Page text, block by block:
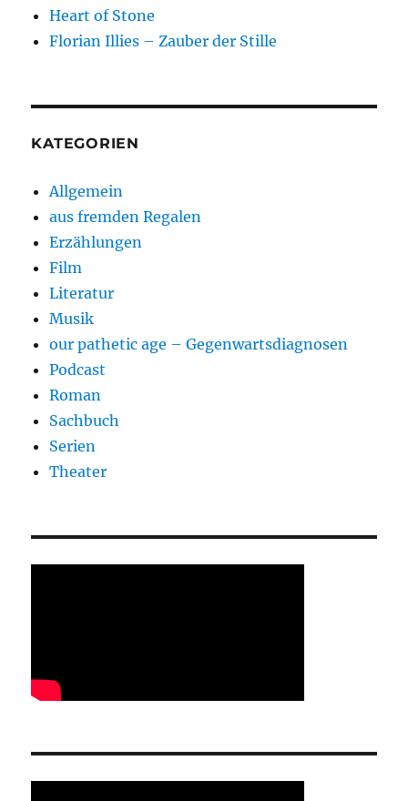
Heart of Stone
Florian Illies – Zauber der Stille
KATEGORIEN
Allgemein
aus fremden Regalen
Erzählungen
Film
Literatur
Musik
our pathetic age – Gegenwartsdiagnosen
Podcast
Roman
Sachbuch
Serien
Theater